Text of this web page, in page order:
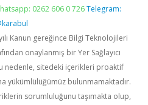
0262 606 0 726 Telegram:
Kanun gereğince Bilgi Teknolojileri
onaylanmış bir Yer Sağlayıcı
nedenle, sitedeki içerikleri proaktif
yükümlülüğümüz bulunmamaktadır.
sorumluluğunu taşımakta olup,